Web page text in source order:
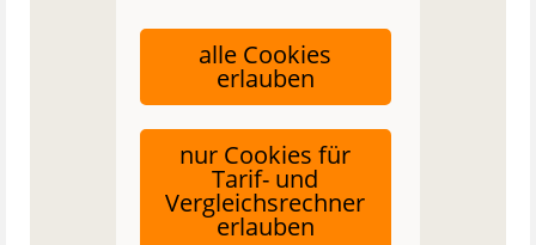
alle Cookies
erlauben
nur Cookies für
Tarif- und
Vergleichsrechner
erlauben